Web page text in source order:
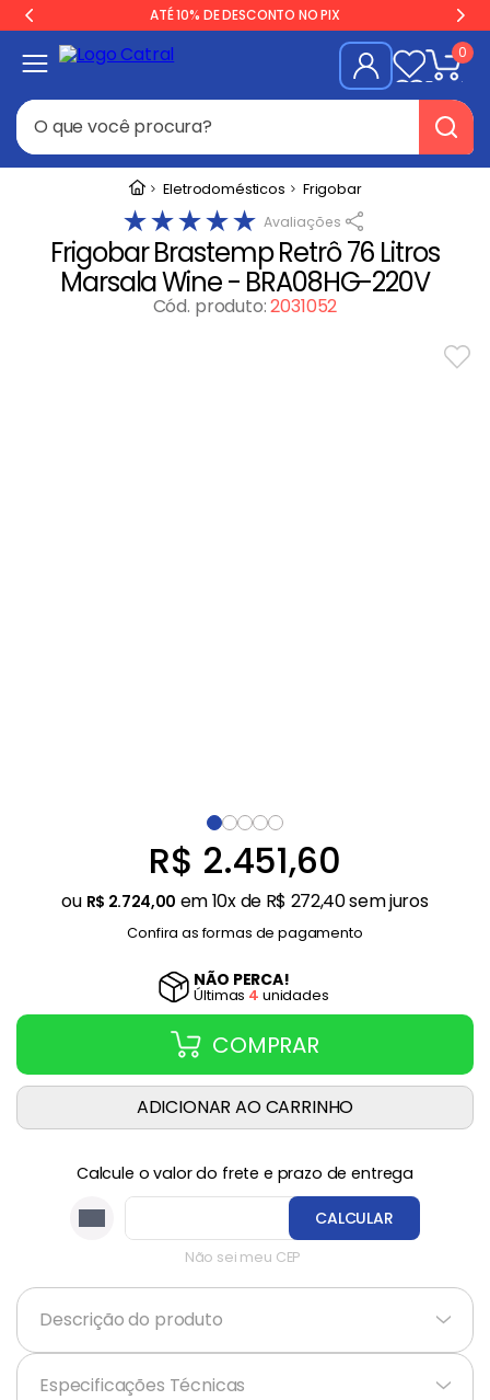
ATÉ 10% DE DESCONTO NO PIX
0
O que você procura?
Eletrodomésticos Frigobar
★★★★★
Frigobar Brastemp Retrô 76 Litros
Marsala Wine - BRA08HG-220V
Cód. produto:2031052
R$ 2.451,60
ou R$ 2.724,00 em10x de R$ 272,40sem juros
Confira as formas de pagamento
COMPRAR
NÃO PERCA!
Últimas 4 unidades
ADICIONAR AO CARRINHO
Calcule o valor do frete e prazo de entrega
Não sei meu CEP
CALCULAR
Descrição do produto +
Especificações Técnicas +
Termos mais buscados
Freezer
2º Geladeira
Balança